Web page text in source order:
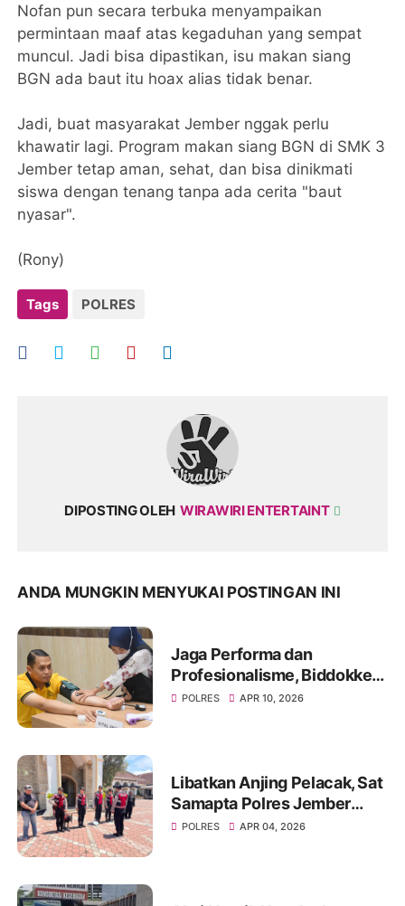
Nofan pun secara terbuka menyampaikan
permintaan maaf atas kegaduhan yang sempat
muncul. Jadi bisa dipastikan, isu makan siang
BGN ada baut itu hoax alias tidak benar.
Jadi, buat masyarakat Jember nggak perlu
khawatir lagi. Program makan siang BGN di SMK 3
Jember tetap aman, sehat, dan bisa dinikmati
siswa dengan tenang tanpa ada cerita "baut
nyasar".
(Rony)
Tags POLRES
DIPOSTING OLEH WIRAWIRI ENTERTAINT
ANDA MUNGKIN MENYUKAI POSTINGAN INI
Jaga Performa dan
Profesionalisme, Biddokkes
Polda Jatim Gelar Rikes
POLRES APR 10, 2026
Libatkan Anjing Pelacak, Sat
Samapta Polres Jember
Sterilisasi Gereja Jelang
POLRES APR 04, 2026